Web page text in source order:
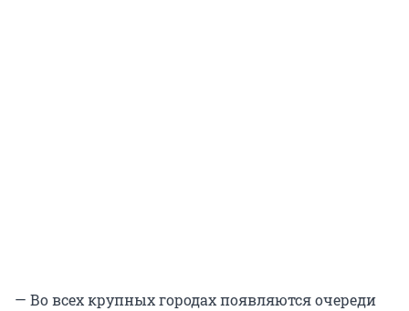
— Во всех крупных городах появляются очереди